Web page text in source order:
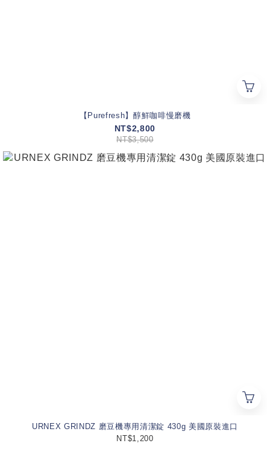
【Purefresh】醇鮮咖啡慢磨機
NT$2,800
NT$3,500
URNEX GRINDZ 磨豆機專用清潔錠 430g 美國原裝進口
NT$1,200